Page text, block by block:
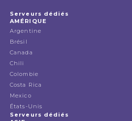
Serveurs dédiés
AMÉRIQUE
Argentine
Brésil
Canada
Chili
Colombie
Costa Rica
Mexico
États-Unis
Serveurs dédiés